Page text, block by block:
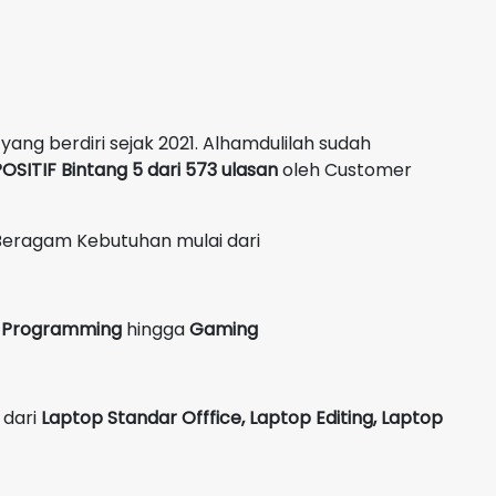
berdiri sejak 2021. Alhamdulilah sudah
Bintang 5 dari 573 ulasanoleh Customer
Kebutuhan mulai dari
Programming hinggaGaming
Laptop Standar Offfice, Laptop Editing, Laptop